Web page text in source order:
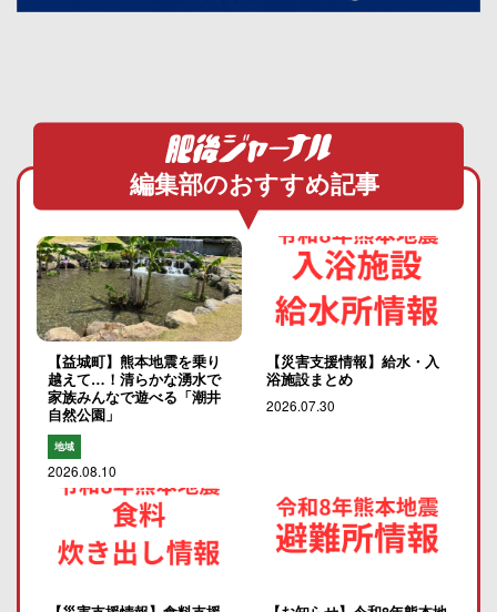
編集部のおすすめ記事
【益城町】熊本地震を乗り
越えて…！清らかな湧水で
家族みんなで遊べる「潮井
自然公園」
地域
2026.08.10
【災害支援情報】給水・入
浴施設まとめ
2026.07.30